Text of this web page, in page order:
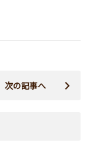
次の記事へ